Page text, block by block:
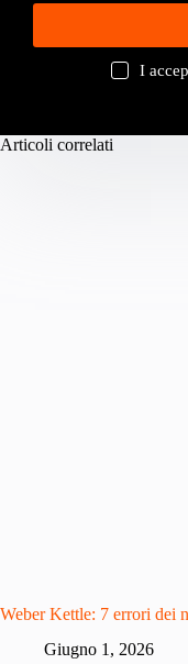
I
Articoli correlati
Weber Kettle: 7 errori dei
Giugno 1, 2026